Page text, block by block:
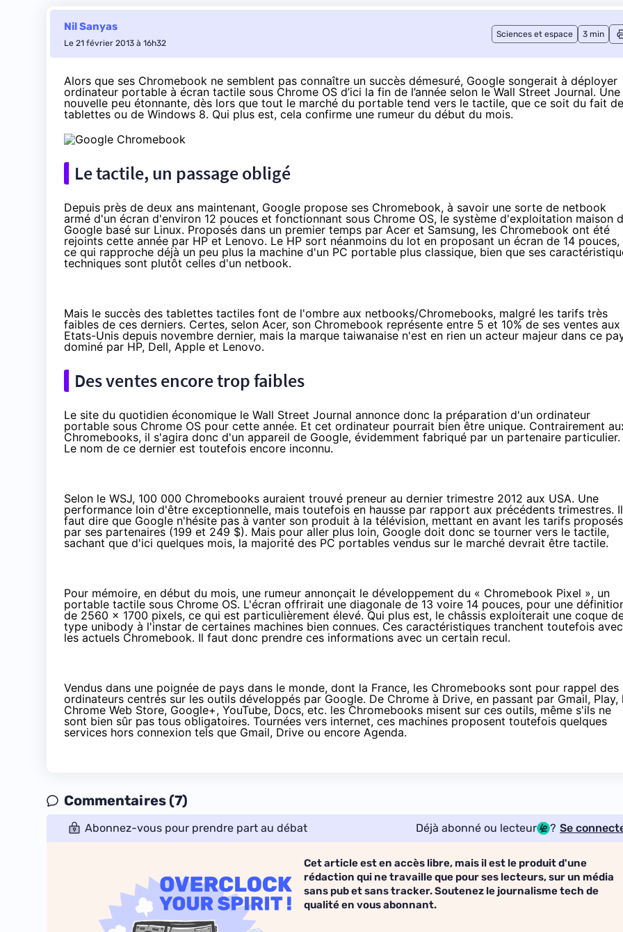
Nil Sanyas
Le 21 février 2013 à 16h32
Sciences et espace 3 min
Alors que ses Chromebook ne semblent pas connaître un succès démesuré, Google songerait à déployer
ordinateur portable à écran tactile sous Chrome OS d’ici la fin de l’année selon leWall Street Journal. Une
nouvelle peu étonnante, dès lors que tout le marché du portable tend vers le tactile, que ce soit du fait
tablettes ou de Windows 8. Qui plus est, cela confirme une rumeur du début du mois.
Le tactile, un passage obligé
Depuis près de deux ans maintenant, Google propose ses Chromebook, à savoir une sorte de netbook
armé d'un écran d'environ 12 pouces et fonctionnant sous Chrome OS, le système d'exploitation maison
Google basé sur Linux. Proposés dans un premier temps par Acer et Samsung, les Chromebook ont été
rejoints cette année par HP et Lenovo. Le HP sort néanmoins du lot en proposant un écran de 14 pouces,
ce qui rapproche déjà un peu plus la machine d'un PC portable plus classique, bien que ses
techniques sont plutôt celles d'un netbook.
Mais le succès des tablettes tactiles font de l'ombre aux netbooks/Chromebooks, malgré les tarifs très
faibles de ces derniers. Certes, selon Acer, son Chromebook représente entre 5 et 10% de ses ventes aux
Etats-Unis depuis novembre dernier, mais la marque taiwanaise n'est en rien un acteur majeur dans ce
dominé par HP, Dell, Apple et Lenovo.
Des ventes encore trop faibles
Le site du quotidien économique le Wall Street Journal annonce donc la préparation d'un ordinateur
portable sous Chrome OS pour cette année. Et cet ordinateur pourrait bien être unique. Contrairement
Chromebooks, il s'agira donc d'un appareil de Google, évidemment fabriqué par un partenaire particulier.
Le nom de ce dernier est toutefois encore inconnu.
Selon le WSJ, 100 000 Chromebooks auraient trouvé preneur au dernier trimestre 2012 aux USA. Une
performance loin d'être exceptionnelle, mais toutefois en hausse par rapport aux précédents trimestres. Il
faut dire que Google n'hésite pas à vanter son produit à la télévision, mettant en avant les tarifs proposés
par ses partenaires (199 et 249 $). Mais pour aller plus loin, Google doit donc se tourner vers le tactile,
sachant que d'ici quelques mois, la majorité des PC portables vendus sur le marché devrait être tactile.
Pour mémoire, en début du mois, une rumeur annonçait le développement du « Chromebook Pixel », un
portable tactile sous Chrome OS. L'écran offrirait une diagonale de 13 voire 14 pouces, pour une
de 2560 x 1700 pixels, ce qui est particulièrement élevé. Qui plus est, le châssis exploiterait une coque
type unibody à l'instar de certaines machines bien connues. Ces caractéristiques tranchent toutefois avec
les actuels Chromebook. Il faut donc prendre ces informations avec un certain recul.
Vendus dans une poignée de pays dans le monde, dont la France, les Chromebooks sont pour rappel des
ordinateurs centrés sur les outils développés par Google. De Chrome à Drive, en passant par Gmail, Play,
Chrome Web Store, Google+, YouTube, Docs, etc. les Chromebooks misent sur ces outils, même s'ils ne
sont bien sûr pas tous obligatoires. Tournées vers internet, ces machines proposent toutefois quelques
services hors connexion tels que Gmail, Drive ou encore Agenda.
Commentaires (7)
Abonnez-vous pour prendre part au débat Déjà abonné ou lecteur ? Se
Cet article est en accès libre, mais il est le produit d'une
rédaction qui ne travaille que pour ses lecteurs, sur un média
sans pub et sans tracker. Soutenez le journalisme tech de
qualité en vous abonnant.